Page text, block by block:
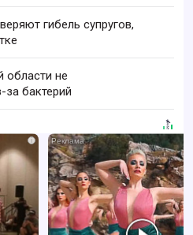
гибель супругов,
области не
бактерий
i